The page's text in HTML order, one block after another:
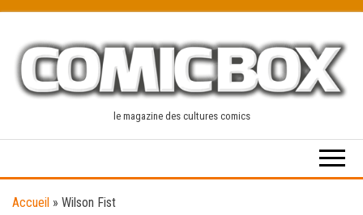
content
le magazine des cultures comics
Accueil » Wilson Fist